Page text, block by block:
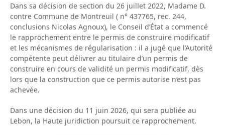
Dans sa décision de section du 26 juillet 2022, Madame D.
contre Commune de Montreuil ( n° 437765, rec. 244,
conclusions Nicolas Agnoux), le Conseil d’État a commencé
le rapprochement entre le permis de construire modificatif
et les mécanismes de régularisation : il a jugé que l’Autorité
compétente peut délivrer au titulaire d’un permis de
construire en cours de validité un permis modificatif, dès
lors que la construction que ce permis autorise n’est pas
achevée.
Dans une décision du 11 juin 2026, qui sera publiée au
Lebon, la Haute juridiction poursuit ce rapprochement.